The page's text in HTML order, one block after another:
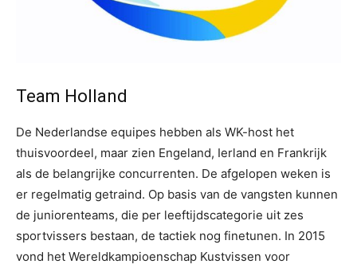
Team Holland
De Nederlandse equipes hebben als WK-host het
thuisvoordeel, maar zien Engeland, Ierland en Frankrijk
als de belangrijke concurrenten. De afgelopen weken is
er regelmatig getraind. Op basis van de vangsten kunnen
de juniorenteams, die per leeftijdscategorie uit zes
sportvissers bestaan, de tactiek nog finetunen. In 2015
vond het Wereldkampioenschap Kustvissen voor